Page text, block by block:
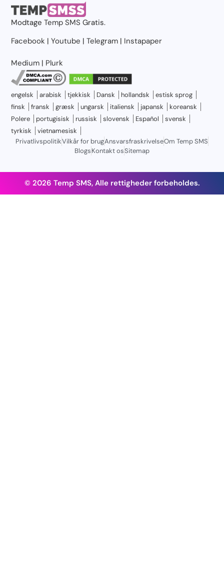
ModtageTemp SMS Gratis.
Facebook |Youtube |Telegram | Instapaper
Medium | Plurk
engelsk arabisk tjekkisk Dansk hollandsk
estisk sprog
finsk
fransk græsk ungarsk italiensk japansk
koreansk
Polere
portugisisk russisk slovensk Español
svensk
tyrkisk
vietnamesisk
PrivatlivspolitikVilkår for brugAnsvarsfraskrivelseOm Temp SMS
BlogsKontakt osSitemap
© 2026 Temp SMS, Alle rettigheder forbeholdes.